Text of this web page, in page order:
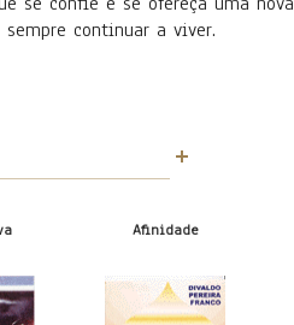
continuar a viver.
Afinidade